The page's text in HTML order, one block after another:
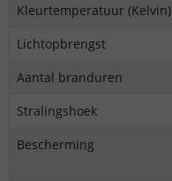
Kleurtemperatuur (Kelvin)
Lichtopbrengst
Aantal branduren
Stralingshoek
Bescherming